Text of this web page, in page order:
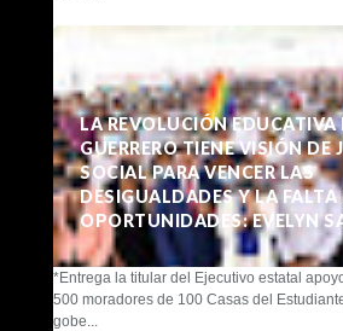
LA REVOLUCIÓN EDUCATIVA
GUERRERO TIENE VISIÓN DE
SOCIAL PARA VENCER LAS
DESIGUALDADES Y LA FALTA
OPORTUNIDADES: EVELYN
*Entrega la titular del Ejecutivo estatal
500 moradores de 100 Casas del
gobe...